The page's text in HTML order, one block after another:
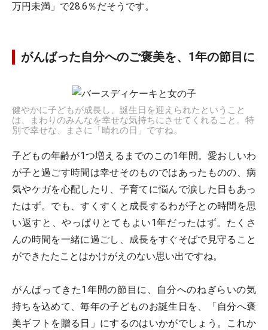
万円未満」で28.6％だそうです。
がんばった自分へのご褒美を、1年の節目に
健やかに子どもが成長し、誕生日を迎えられたということ
は、まわりのみんなを幸せな気持ちにさせてくれること。特
別で幸せな、まさに「晴れの日」ですね。
子どもの年齢が1つ増えるまでのこの1年間。愛おしいわ
が子と過ごす時間は幸せそのものではあったものの、病
気やケガを心配したり、子育てに悩んで涙した日もあっ
たはず。でも、すくすくと成長するわが子との時間を思
い返すと、やっぱりとてもよい1年だったはず。たくさ
んの時間を一緒に過ごし、成長をすぐそばで見守ること
ができたたことはかけがえのない思い出ですね。
がんばってきた1年間の節目に、自分へのねぎらいの気
持ちを込めて、毎年の子どものお誕生日を、「自分へ褒
美ギフトを贈る日」にするのはいかがでしょう。これか